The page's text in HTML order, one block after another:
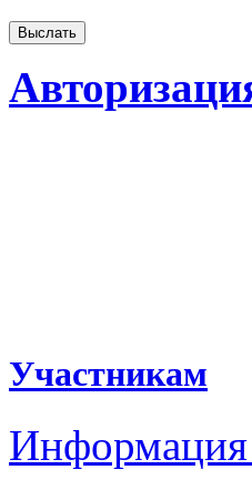
Участникам
Информация